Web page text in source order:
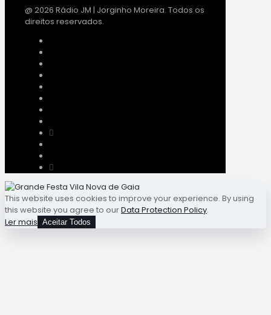
@ 2026 Rádio JM | Jorginho Moreira. Todos os
direitos reservados.
This website uses cookies to improve your experience. By using
this website you agree to ourData Protection Policy.
Ler mais Aceitar Todos